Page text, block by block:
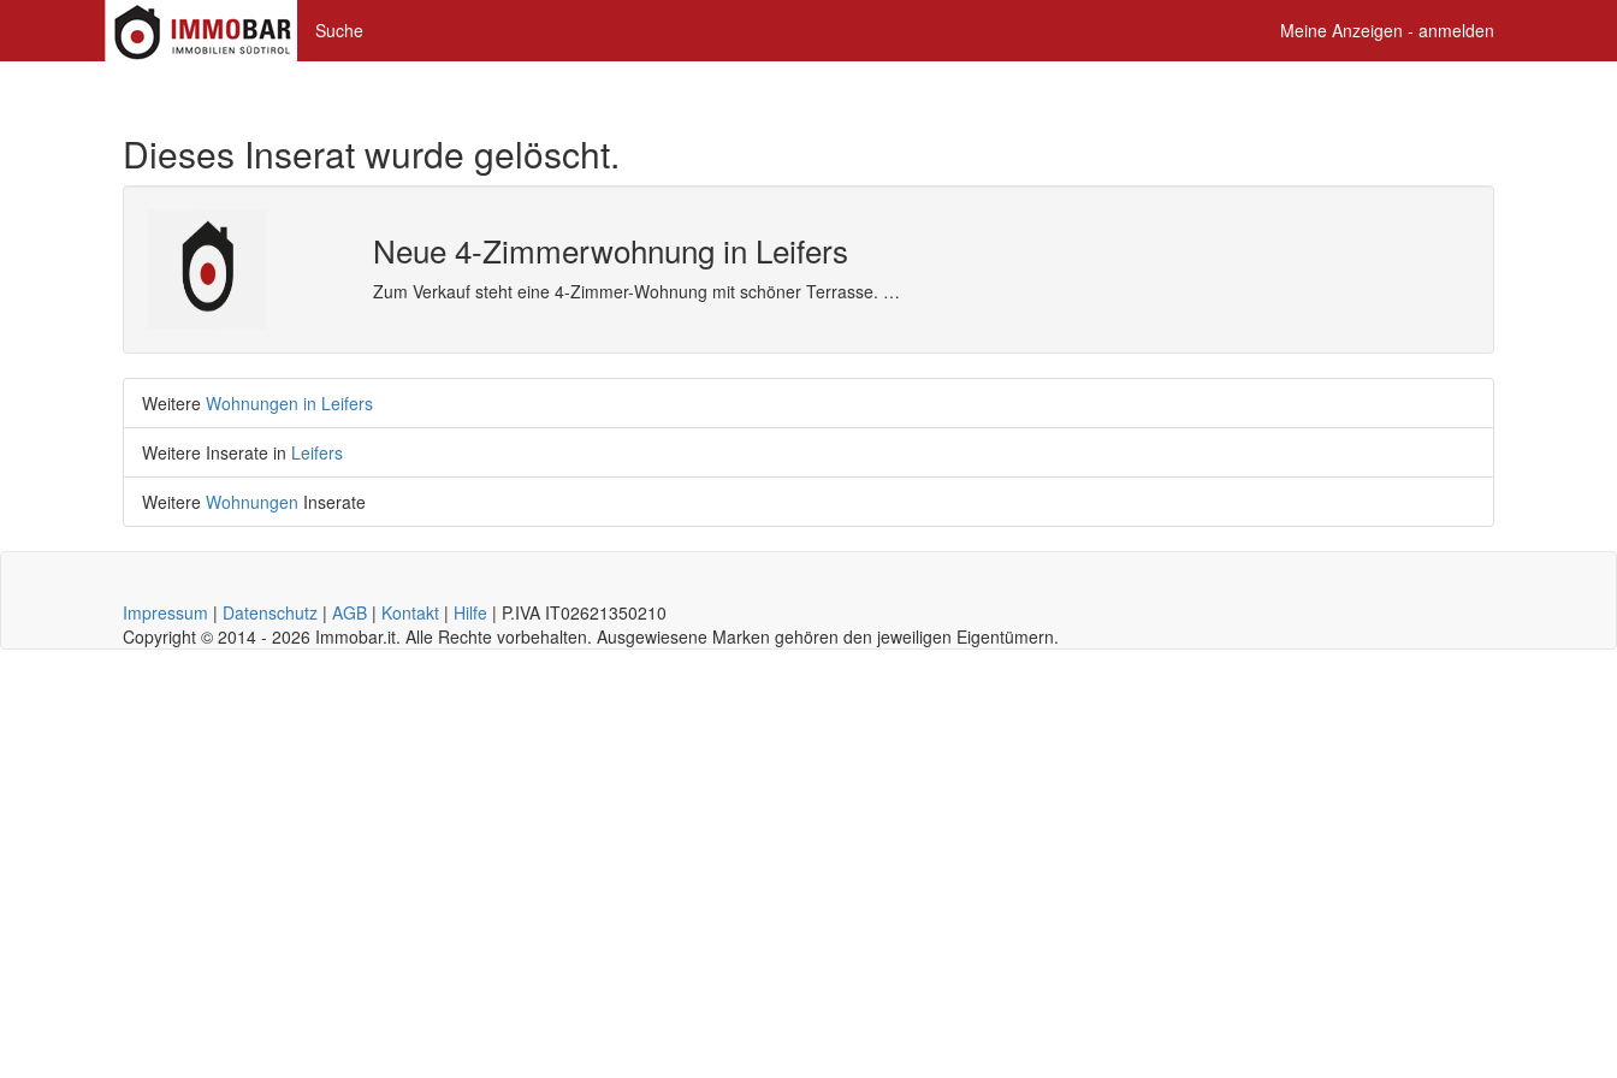
Suche Meine Anzeigen - anmelden
Dieses Inserat wurde gelöscht.
Neue 4-Zimmerwohnung in Leifers
Zum Verkauf steht eine 4-Zimmer-Wohnung mit schöner Terrasse. …
Weitere Wohnungen in Leifers
Weitere Inserate in Leifers
Weitere Wohnungen Inserate
Impressum | Datenschutz | AGB | Kontakt | Hilfe | P.IVA IT02621350210
Copyright © 2014 - 2026 Immobar.it. Alle Rechte vorbehalten. Ausgewiesene Marken gehören den jeweiligen Eigentümern.